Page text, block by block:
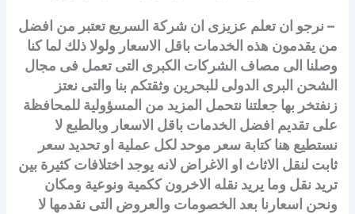
– نرجو ان تعلم عزيزى ان شركة السريع تعتبر من افضل
من يقدمون هذه الخدمات باقل الاسعار ولولا ذلك لما كنا
وصلنا الى مصاف الشركات الكبرى التى تعمل فى مجال
الشحن البرى الدولى للبحرين وثقتكم بنا والتى نعتز
زنفتخر بها جعلتنا نتحمل المزيد من المسؤولية للمحافظة
على تقديم افضل الخدمات باقل الاسعار وبالطبع لا
نستطيع هنا كتابة سعر موحد لكل عملية او تحديد سعر
ثابت لنقل الاثاث او الاغراض لانه يوجد اختلافات كثيرة بين
تريد نقل وما يريد نقله الاخرون ككمية ونوعية ومكان
ونحن اسعارنا بعد الخصومات والعروض التى نقدمها لا